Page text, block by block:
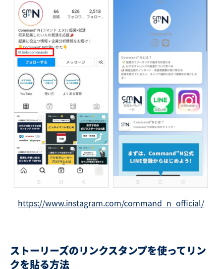
https://www.instagram.com/command_n_official/
ストーリーズのリンクスタンプを使ってリン
クを貼る方法